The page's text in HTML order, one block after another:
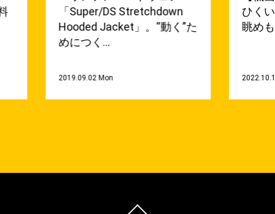
「Super/DS Stretchdown
Hooded Jacket」。“動く”た
めにつく…
2019.09.02 Mon
ひく
眺め